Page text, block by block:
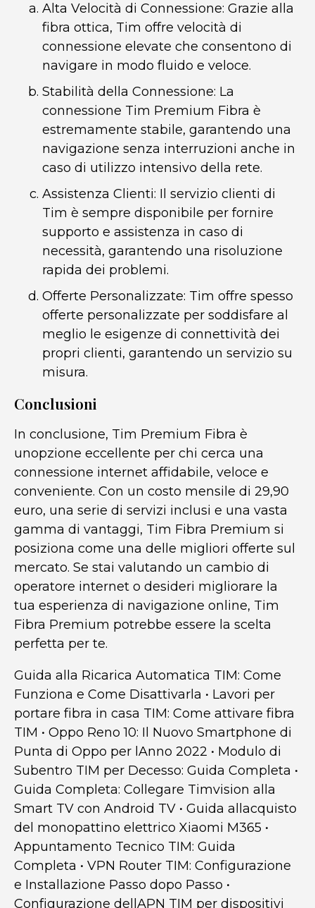
Alta Velocità di Connessione: Grazie alla
fibra ottica, Tim offre velocità di
connessione elevate che consentono di
navigare in modo fluido e veloce.
Stabilità della Connessione: La
connessione Tim Premium Fibra è
estremamente stabile, garantendo una
navigazione senza interruzioni anche in
caso di utilizzo intensivo della rete.
Assistenza Clienti: Il servizio clienti di
Tim è sempre disponibile per fornire
supporto e assistenza in caso di
necessità, garantendo una risoluzione
rapida dei problemi.
Offerte Personalizzate: Tim offre spesso
offerte personalizzate per soddisfare al
meglio le esigenze di connettività dei
propri clienti, garantendo un servizio su
misura.
Conclusioni
In conclusione, Tim Premium Fibra è
unopzione eccellente per chi cerca una
connessione internet affidabile, veloce e
conveniente. Con un costo mensile di 29,90
euro, una serie di servizi inclusi e una vasta
gamma di vantaggi, Tim Fibra Premium si
posiziona come una delle migliori offerte sul
mercato. Se stai valutando un cambio di
operatore internet o desideri migliorare la
tua esperienza di navigazione online, Tim
Fibra Premium potrebbe essere la scelta
perfetta per te.
Guida alla Ricarica Automatica TIM: Come
Funziona e Come Disattivarla • Lavori per
portare fibra in casa TIM: Come attivare fibra
TIM • Oppo Reno 10: Il Nuovo Smartphone di
Punta di Oppo per lAnno 2022 • Modulo di
Subentro TIM per Decesso: Guida Completa •
Guida Completa: Collegare Timvision alla
Smart TV con Android TV • Guida allacquisto
del monopattino elettrico Xiaomi M365 •
Appuntamento Tecnico TIM: Guida
Completa • VPN Router TIM: Configurazione
e Installazione Passo dopo Passo •
Configurazione dellAPN TIM per dispositivi